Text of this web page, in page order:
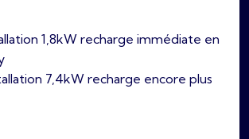
1,8kW recharge immédiate en
7,4kW recharge encore plus